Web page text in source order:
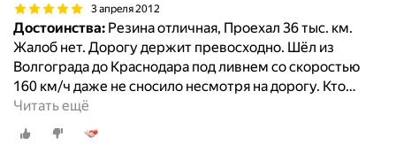
3 апреля 2012
Достоинства: Резина отличная, Проехал 36 тыс. км.
Жалоб нет. Дорогу держит превосходно. Шёл из
Волгограда до Краснодара под ливнем со скоростью
160 км/ч даже не сносило несмотря на дорогу. Кто…
Читать ещё